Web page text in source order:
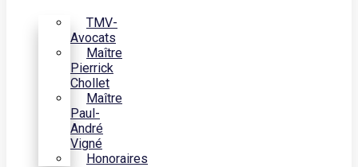
TMV-
Avocats
Maître
Pierrick
Chollet
Maître
Paul-
André
Vigné
Honoraires